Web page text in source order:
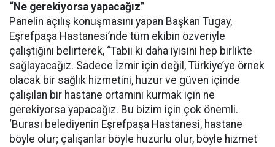
“Ne gerekiyorsa yapacağız”
Panelin açılış konuşmasını yapan Başkan Tugay,
Eşrefpaşa Hastanesi’nde tüm ekibin özveriyle
çalıştığını belirterek, “Tabii ki daha iyisini hep birlikte
sağlayacağız. Sadece İzmir için değil, Türkiye’ye örnek
olacak bir sağlık hizmetini, huzur ve güven içinde
çalışılan bir hastane ortamını kurmak için ne
gerekiyorsa yapacağız. Bu bizim için çok önemli.
‘Burası belediyenin Eşrefpaşa Hastanesi, hastane
böyle olur; çalışanlar böyle huzurlu olur, böyle hizmet